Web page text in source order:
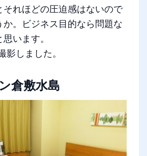
それほどの圧迫感はないので
か。ビジネス目的なら問題な
います。
影しました。
倉敷水島